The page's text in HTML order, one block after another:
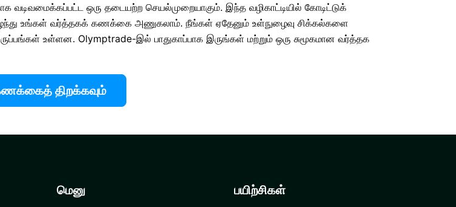
வடிவமைக்கப்பட்ட ஒரு தடையற்ற செயல்முறையாகும். இந்த வழிகாட்டியில் கோடிட்டுக்
உங்கள் வர்த்தகக் கணக்கை அணுகலாம். நீங்கள் ஏதேனும் உள்நுழைவு சிக்கல்களை
உள்ளன. Olymptrade-இல் பாதுகாப்பாக இருங்கள் மற்றும் ஒரு சுமூகமான வர்த்தக
திறக்கவும்
மெனு பயிற்சிகள்